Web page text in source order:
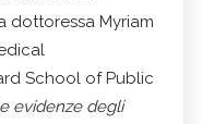
dottoressa Myriam
School of Public
evidenze degli